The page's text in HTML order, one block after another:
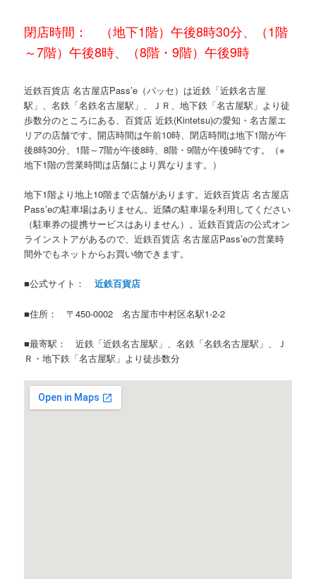
閉店時間： （地下1階）午後8時30分、（1階
～7階）午後8時、（8階・9階）午後9時
近鉄百貨店 名古屋店Pass’e（パッセ）は近鉄「近鉄名古屋
駅」、名鉄「名鉄名古屋駅」、ＪＲ、地下鉄「名古屋駅」より徒
歩数分のところにある、百貨店 近鉄(Kintetsu)の愛知・名古屋エ
リアの店舗です。開店時間は午前10時、閉店時間は地下1階が午
後8時30分、1階～7階が午後8時、8階・9階が午後9時です。（※
地下1階の営業時間は店舗により異なります。）
地下1階より地上10階まで店舗があります。近鉄百貨店 名古屋店
Pass’eの駐車場はありません。近隣の駐車場を利用してください
（駐車券の提携サービスはありません）。近鉄百貨店の公式オン
ラインストアがあるので、近鉄百貨店 名古屋店Pass’eの営業時
間外でもネットからお買い物できます。
■公式サイト： 近鉄百貨店
■住所： 〒450-0002 名古屋市中村区名駅1-2-2
■最寄駅： 近鉄「近鉄名古屋駅」、名鉄「名鉄名古屋駅」、Ｊ
Ｒ・地下鉄「名古屋駅」より徒歩数分